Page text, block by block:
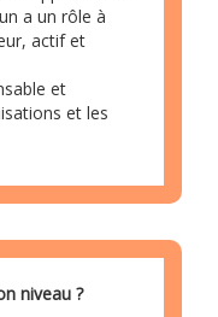
a un rôle à
actif et
et
et les
niveau ?